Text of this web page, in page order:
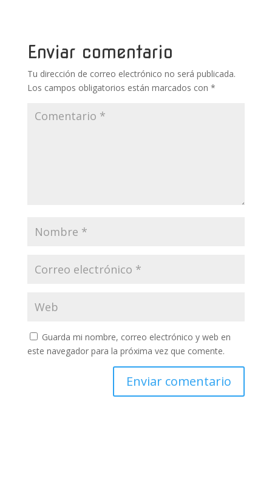
o
k p r
Enviar comentario
Tu dirección de correo electrónico no será publicada.
Los campos obligatorios están marcados con *
Guarda mi nombre, correo electrónico y web en
este navegador para la próxima vez que comente.